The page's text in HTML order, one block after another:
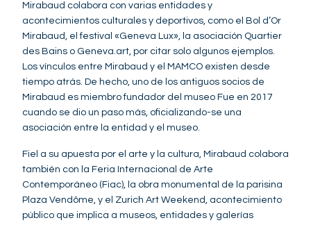
Mirabaud colabora con varias entidades y
acontecimientos culturales y deportivos, como el Bol d’Or
Mirabaud, el festival «Geneva Lux», la asociación Quartier
des Bains o Geneva.art, por citar solo algunos ejemplos.
Los vínculos entre Mirabaud y el MAMCO existen desde
tiempo atrás. De hecho, uno de los antiguos socios de
Mirabaud es miembro fundador del museo Fue en 2017
cuando se dio un paso más, oficializando-se una
asociación entre la entidad y el museo.
Fiel a su apuesta por el arte y la cultura, Mirabaud colabora
también con la Feria Internacional de Arte
Contemporáneo (Fiac), la obra monumental de la parisina
Plaza Vendôme, y el Zurich Art Weekend, acontecimiento
público que implica a museos, entidades y galerías